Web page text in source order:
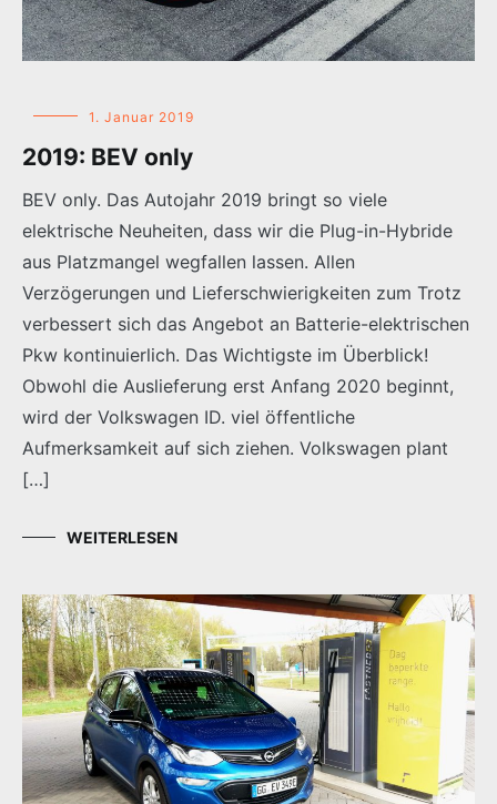
1. Januar 2019
2019: BEV only
BEV only. Das Autojahr 2019 bringt so viele
elektrische Neuheiten, dass wir die Plug-in-Hybride
aus Platzmangel wegfallen lassen. Allen
Verzögerungen und Lieferschwierigkeiten zum Trotz
verbessert sich das Angebot an Batterie-elektrischen
Pkw kontinuierlich. Das Wichtigste im Überblick!
Obwohl die Auslieferung erst Anfang 2020 beginnt,
wird der Volkswagen ID. viel öffentliche
Aufmerksamkeit auf sich ziehen. Volkswagen plant
[…]
WEITERLESEN